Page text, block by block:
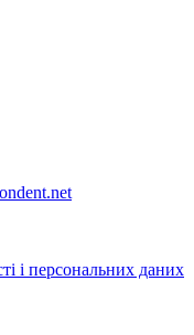
і персональних даних